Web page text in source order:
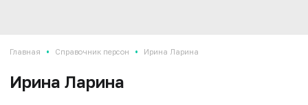
Главная • Справочник персон • Ирина Ларина
Ирина Ларина